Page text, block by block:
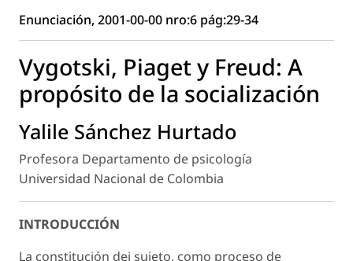
Enunciación, 2001-00-00 nro:6 pág:29-34
Vygotski, Piaget y Freud: A
propósito de la socialización
Yalile Sánchez Hurtado
Profesora Departamento de psicología
Universidad Nacional de Colombia
INTRODUCCIÓN
La constitución dei sujeto, como proceso de